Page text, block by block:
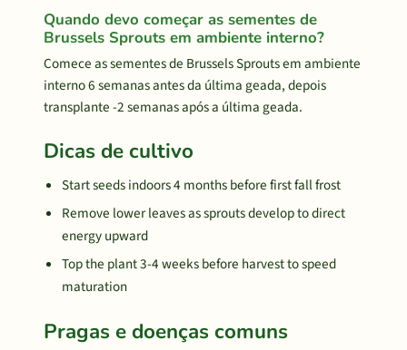
Quando devo começar as sementes de
Brussels Sprouts em ambiente interno?
Comece as sementes de Brussels Sprouts em ambiente
interno 6 semanas antes da última geada, depois
transplante -2 semanas após a última geada.
Dicas de cultivo
Start seeds indoors 4 months before first fall frost
Remove lower leaves as sprouts develop to direct
energy upward
Top the plant 3-4 weeks before harvest to speed
maturation
Pragas e doenças comuns